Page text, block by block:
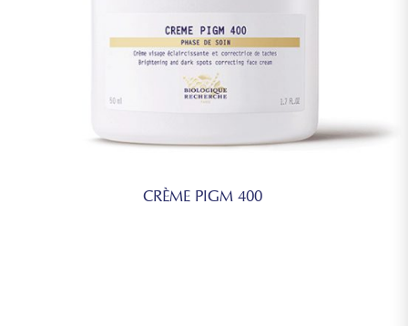
CRÈME PIGM 400